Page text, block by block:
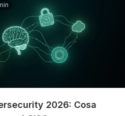
2026: Cosa